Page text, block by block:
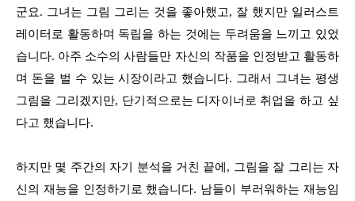
군요. 그녀는 그림 그리는 것을 좋아했고, 잘 했지만 일러스트
레이터로 활동하며 독립을 하는 것에는 두려움을 느끼고 있었
습니다. 아주 소수의 사람들만 자신의 작품을 인정받고 활동하
며 돈을 벌 수 있는 시장이라고 했습니다. 그래서 그녀는 평생
그림을 그리겠지만, 단기적으로는 디자이너로 취업을 하고 싶
다고 했습니다.
하지만 몇 주간의 자기 분석을 거친 끝에, 그림을 잘 그리는 자
신의 재능을 인정하기로 했습니다. 남들이 부러워하는 재능임